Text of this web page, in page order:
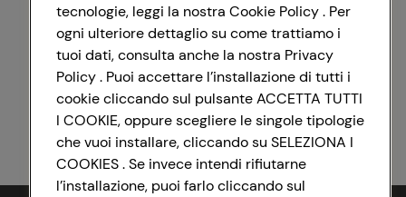
Registrati con Facebook
Registrati con Apple
tecnologie, leggi la nostra Cookie Policy . Per
ogni ulteriore dettaglio su come trattiamo i
tuoi dati, consulta anche la nostra Privacy
Policy . Puoi accettare l’installazione di tutti i
cookie cliccando sul pulsante ACCETTA TUTTI
I COOKIE, oppure scegliere le singole tipologie
che vuoi installare, cliccando su SELEZIONA I
COOKIES . Se invece intendi rifiutarne
l’installazione, puoi farlo cliccando sul